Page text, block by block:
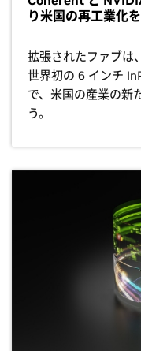
り米国の再工業化
拡張されたファブは
世界初の 6 インチ
で、米国の産業の新
う。